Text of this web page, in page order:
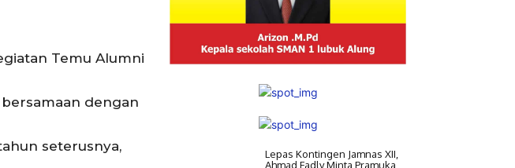
Temu Alumni
dengan
seterusnya,
Lepas Kontingen Jamnas XII,
Ahmad Fadly Minta Pramuka